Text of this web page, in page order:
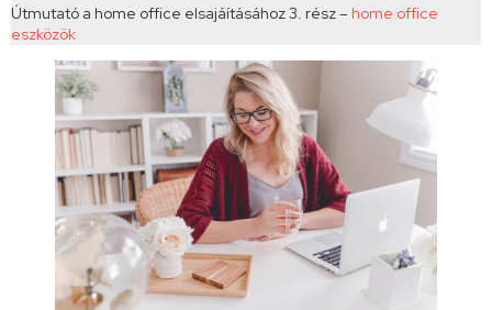
Útmutató a home office elsajáításához 3. rész – home office
eszközök